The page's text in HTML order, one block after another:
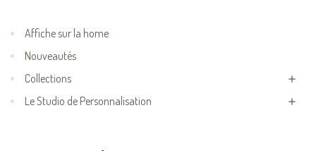
Affiche sur la home
Nouveautés
Collections

Le Studio de Personnalisation 